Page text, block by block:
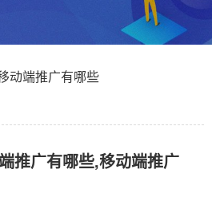
动端推广有哪些
推广有哪些,移动端推广